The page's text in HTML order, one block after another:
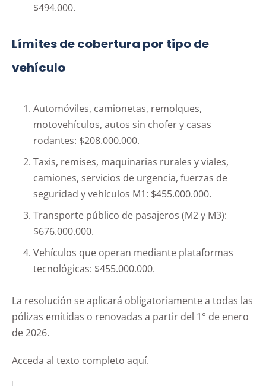
$494.000.
Límites de cobertura por tipo de
vehículo
Automóviles, camionetas, remolques,
motovehículos, autos sin chofer y casas
rodantes: $208.000.000.
Taxis, remises, maquinarias rurales y viales,
camiones, servicios de urgencia, fuerzas de
seguridad y vehículos M1: $455.000.000.
Transporte público de pasajeros (M2 y M3):
$676.000.000.
Vehículos que operan mediante plataformas
tecnológicas: $455.000.000.
La resolución se aplicará obligatoriamente a todas las
pólizas emitidas o renovadas a partir del 1° de enero
de 2026.
Acceda al texto completo aquí.